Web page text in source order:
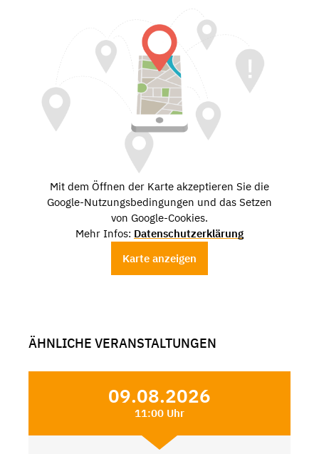
Mit dem Öffnen der Karte akzeptieren Sie die
Google-Nutzungsbedingungen und das Setzen
von Google-Cookies.
Mehr Infos: Datenschutzerklärung
Karte anzeigen
ÄHNLICHE VERANSTALTUNGEN
09.08.2026
11:00 Uhr